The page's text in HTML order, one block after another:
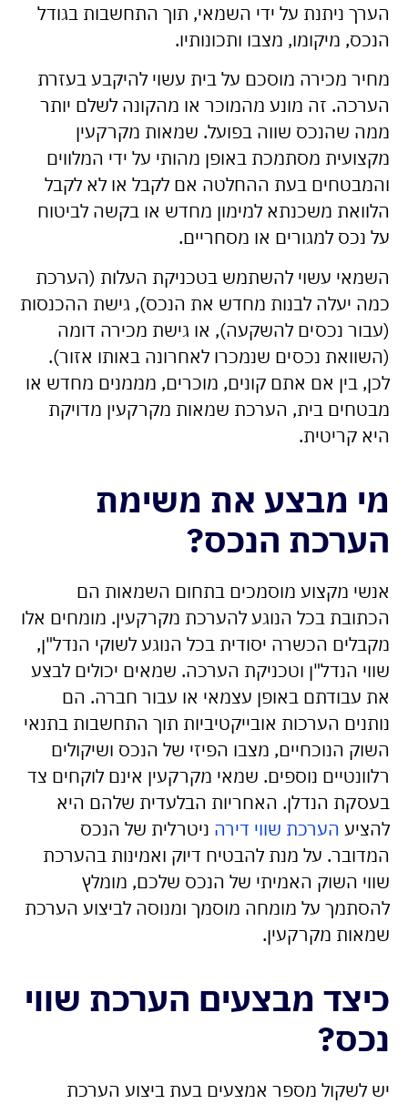
הערך ניתנת על ידי השמאי, תוך התחשבות בגודל
הנכס, מיקומו, מצבו ותכונותיו.
מחיר מכירה מוסכם על בית עשוי להיקבע בעזרת
הערכה. זה מונע מהמוכר או מהקונה לשלם יותר
ממה שהנכס שווה בפועל. שמאות מקרקעין
מקצועית מסתמכת באופן מהותי על ידי המלווים
והמבטחים בעת ההחלטה אם לקבל או לא לקבל
הלוואת משכנתא למימון מחדש או בקשה לביטוח
על נכס למגורים או מסחריים.
השמאי עשוי להשתמש בטכניקת העלות (הערכת
כמה יעלה לבנות מחדש את הנכס), גישת ההכנסות
(עבור נכסים להשקעה), או גישת מכירה דומה
(השוואת נכסים שנמכרו לאחרונה באותו אזור).
לכן, בין אם אתם קונים, מוכרים, מממנים מחדש או
מבטחים בית, הערכת שמאות מקרקעין מדויקת
היא קריטית.
מי מבצע את משימת
הערכת הנכס?
אנשי מקצוע מוסמכים בתחום השמאות הם
הכתובת בכל הנוגע להערכת מקרקעין. מומחים אלו
מקבלים הכשרה יסודית בכל הנוגע לשוקי הנדל"ן,
שווי הנדל"ן וטכניקת הערכה. שמאים יכולים לבצע
את עבודתם באופן עצמאי או עבור חברה. הם
נותנים הערכות אובייקטיביות תוך התחשבות בתנאי
השוק הנוכחיים, מצבו הפיזי של הנכס ושיקולים
רלוונטיים נוספים. שמאי מקרקעין אינם לוקחים צד
בעסקת הנדלן. האחריות הבלעדית שלהם היא
להציע הערכת שווי דירה ניטרלית של הנכס
המדובר. על מנת להבטיח דיוק ואמינות בהערכת
שווי השוק האמיתי של הנכס שלכם, מומלץ
להסתמך על מומחה מוסמך ומנוסה לביצוע הערכת
שמאות מקרקעין.
כיצד מבצעים הערכת שווי
נכס?
יש לשקול מספר אמצעים בעת ביצוע הערכת